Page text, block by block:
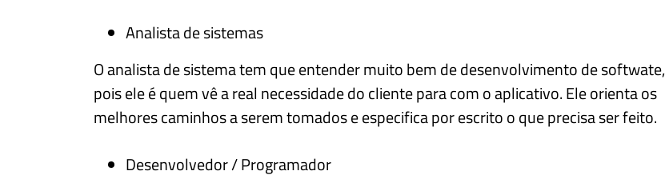
Analista de sistemas
O analista de sistema tem que entender muito bem de desenvolvimento de softwate,
pois ele é quem vê a real necessidade do cliente para com o aplicativo. Ele orienta os
melhores caminhos a serem tomados e especifica por escrito o que precisa ser feito.
Desenvolvedor / Programador